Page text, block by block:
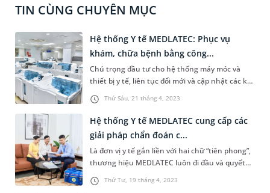
TIN CÙNG CHUYÊN MỤC
Thứ Sáu, 21 tháng 4, 2023
Hệ thống Y tế MEDLATEC: Phục vụ
khám, chữa bệnh bằng công...
Chú trọng đầu tư cho hệ thống máy móc và
thiết bị y tế, liên tục đổi mới và cập nhật các kỹ
thuật tiên tiến bậc nhất của y học thế giới, sau
hành trình gần 30 năm hình thành và phát
triển, Hệ thống Y tế MEDLATEC đã và đang ghi
dấu ấn là một trong những cơ sở y tế tư nhân
hiện đại hàng đầu Việt Nam.
Thứ Tư, 19 tháng 4, 2023
Hệ thống Y tế MEDLATEC cung cấp các
giải pháp chẩn đoán c...
Là đơn vị y tế gắn liền với hai chữ “tiên phong”,
thương hiệu MEDLATEC luôn đi đầu và quyết
liệt đến cùng trong việc ứng dụng các giải pháp
khám chữa bệnh nhằm đáp ứng nhu cầu chăm